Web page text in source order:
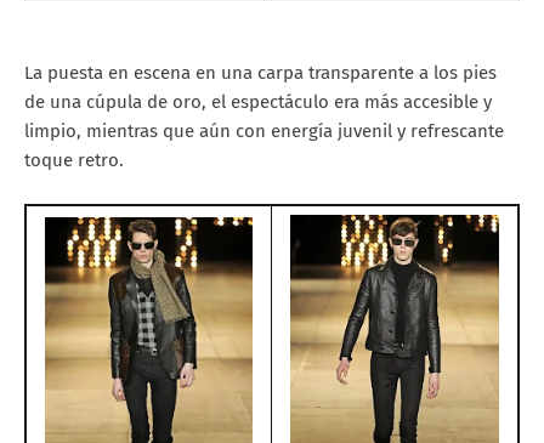
La puesta en escena en una carpa transparente a los pies
de una cúpula de oro, el espectáculo era más accesible y
limpio, mientras que aún con energía juvenil y refrescante
toque retro.